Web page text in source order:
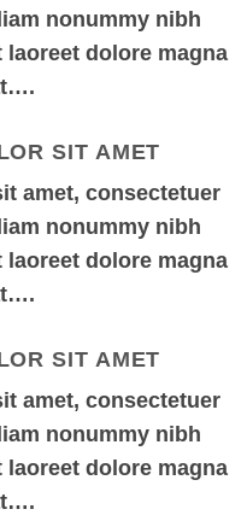
nonummy nibh
dolore magna
SIT AMET
amet, consectetuer
nonummy nibh
dolore magna
SIT AMET
amet, consectetuer
nonummy nibh
dolore magna